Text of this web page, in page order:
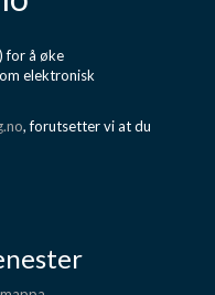
for å øke
elektronisk
, forutsetter vi at du